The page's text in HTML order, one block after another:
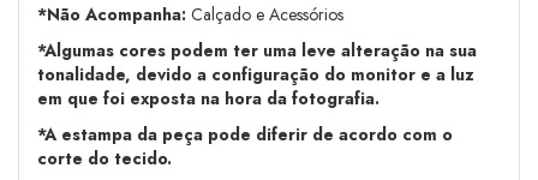
*Não Acompanha: Calçado e Acessórios
*Algumas cores podem ter uma leve alteração na sua
tonalidade, devido a configuração do monitor e a luz
em que foi exposta na hora da fotografia.
*A estampa da peça pode diferir de acordo com o
corte do tecido.